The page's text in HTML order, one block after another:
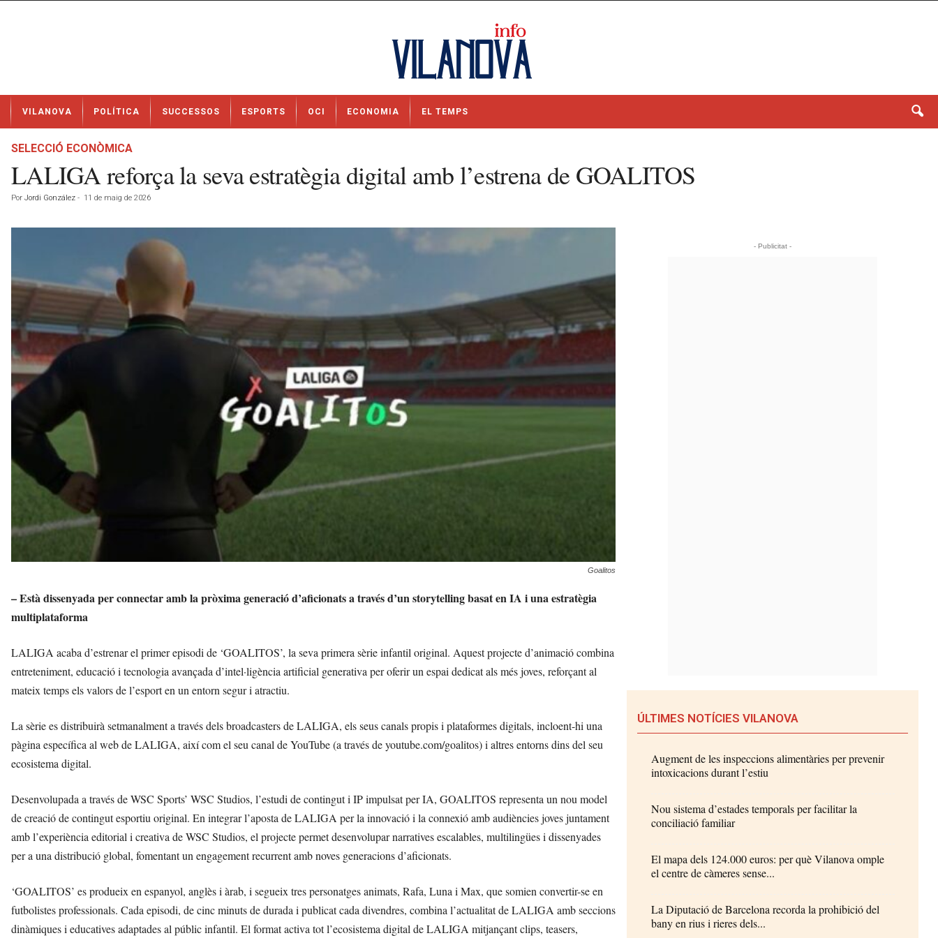
t
VILANOVA POLÍTICA SUCCESSOS ESPORTS OCI ECONOMIA EL TEMPS
SELECCIÓ ECONÒMICA
LALIGA reforça la seva estratègia digital amb l’estrena de GOALITOS
Por Jordi González - 11 de maig de 2026
Goalitos
– Està dissenyada per connectar amb la pròxima generació d’aficionats a través d’un storytelling basat en IA i una estratègia
multiplataforma
LALIGA acaba d’estrenar el primer episodi de ‘GOALITOS’, la seva primera sèrie infantil original. Aquest projecte d’animació combina
entreteniment, educació i tecnologia avançada d’intel·ligència artificial generativa per oferir un espai dedicat als més joves, reforçant al
mateix temps els valors de l’esport en un entorn segur i atractiu.
La sèrie es distribuirà setmanalment a través dels broadcasters de LALIGA, els seus canals propis i plataformes digitals, incloent-hi una
pàgina específica al web de LALIGA, així com el seu canal de YouTube (a través de youtube.com/goalitos) i altres entorns dins del seu
ecosistema digital.
Desenvolupada a través de WSC Sports’ WSC Studios, l’estudi de contingut i IP impulsat per IA, GOALITOS representa un nou model
de creació de contingut esportiu original. En integrar l’aposta de LALIGA per la innovació i la connexió amb audiències joves juntament
amb l’experiència editorial i creativa de WSC Studios, el projecte permet desenvolupar narratives escalables, multilingües i dissenyades
per a una distribució global, fomentant un engagement recurrent amb noves generacions d’aficionats.
‘GOALITOS’ es produeix en espanyol, anglès i àrab, i segueix tres personatges animats, Rafa, Luna i Max, que somien convertir-se en
futbolistes professionals. Cada episodi, de cinc minuts de durada i publicat cada divendres, combina l’actualitat de LALIGA amb seccions
dinàmiques i educatives adaptades al públic infantil. El format activa tot l’ecosistema digital de LALIGA mitjançant clips, teasers,
- Publicitat -
ÚLTIMES NOTÍCIES VILANOVA
Augment de les inspeccions alimentàries per prevenir
intoxicacions durant l’estiu
Nou sistema d’estades temporals per facilitar la
conciliació familiar
El mapa dels 124.000 euros: per què Vilanova omple
el centre de càmeres sense...
La Diputació de Barcelona recorda la prohibició del
bany en rius i rieres dels...